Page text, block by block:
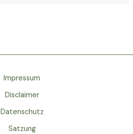
Impressum
Disclaimer
Datenschutz
Satzung